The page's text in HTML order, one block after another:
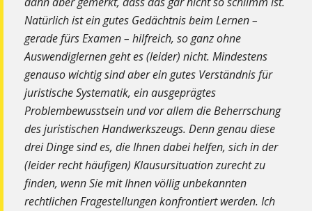
Natürlich ist ein gutes Gedächtnis beim Lernen –
gerade fürs Examen – hilfreich, so ganz ohne
Auswendiglernen geht es (leider) nicht. Mindestens
genauso wichtig sind aber ein gutes Verständnis für
juristische Systematik, ein ausgeprägtes
Problembewusstsein und vor allem die Beherrschung
des juristischen Handwerkszeugs. Denn genau diese
drei Dinge sind es, die Ihnen dabei helfen, sich in der
(leider recht häufigen) Klausursituation zurecht zu
finden, wenn Sie mit Ihnen völlig unbekannten
rechtlichen Fragestellungen konfrontiert werden. Ich